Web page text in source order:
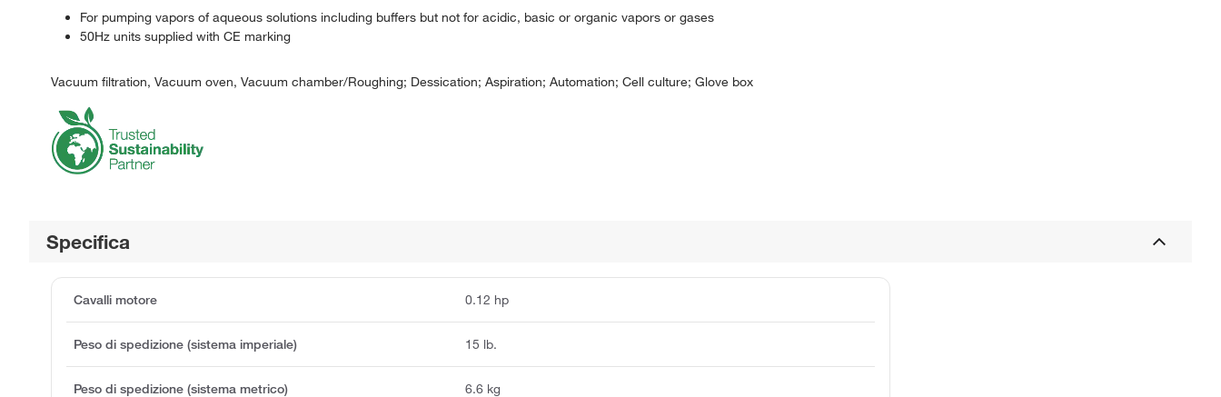
For pumping vapors of aqueous solutions including buffers but not for acidic, basic or organic vapors or gases
50Hz units supplied with CE marking
Vacuum filtration, Vacuum oven, Vacuum chamber/Roughing; Dessication; Aspiration; Automation; Cell culture; Glove box
Specifica
Cavalli motore 0.12 hp
Peso di spedizione (sistema imperiale) 15 lb.
Peso di spedizione (sistema metrico) 6.6 kg